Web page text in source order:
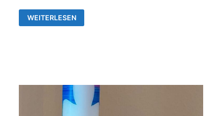
FRIEDHOFSVERWALTUNG
WEITERLESEN